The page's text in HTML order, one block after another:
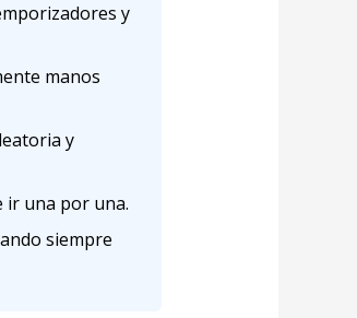
y
manos
y
ir una por una.
siempre